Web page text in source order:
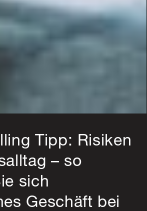
Tipp: Risiken
– so
sich
Geschäft bei